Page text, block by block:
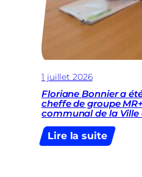
1 juillet 2026
Floriane Bonnier a
cheffe de groupe
communal de la Ville
Lire la suite:
Floriane